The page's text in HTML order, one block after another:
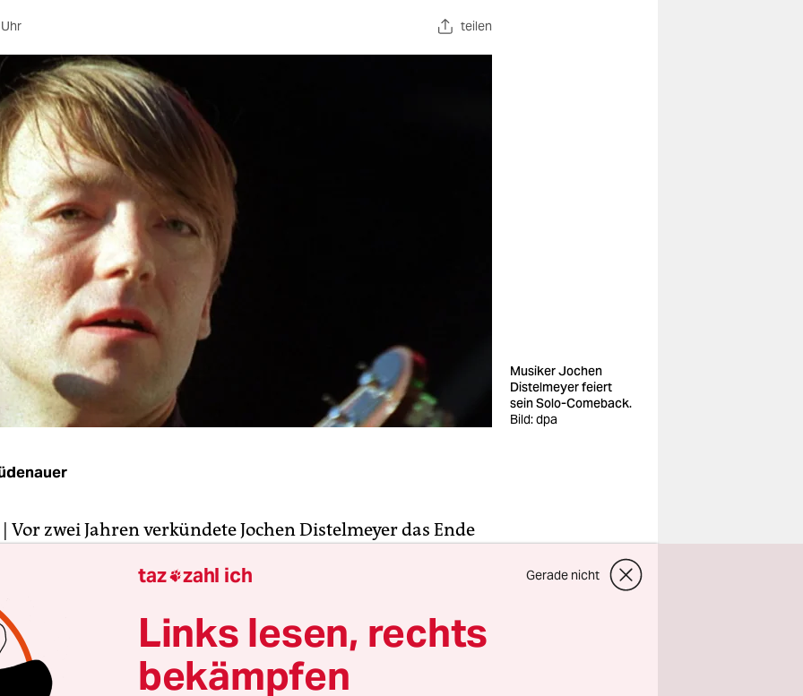
teilen
Musiker Jochen
Distelmeyer feiert
sein Solo-Comeback.
Bild: dpa
| Vor zwei Jahren verkündete Jochen Distelmeyer das Ende
mit dem A-capella-Stück "Regen" sein Solodebüt ein.
die Straßen ohne Gott und ohne Geld/ und ich sing’,
ich war dir treu," heißt es darin gefühlsdick, aber auch
taz zahl ich Gerade nicht
Links lesen, rechts
bekämpfen